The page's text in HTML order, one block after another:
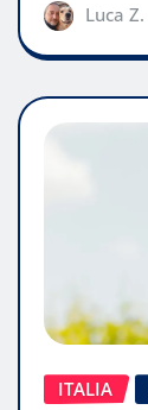
Luca Z.
ITALIA